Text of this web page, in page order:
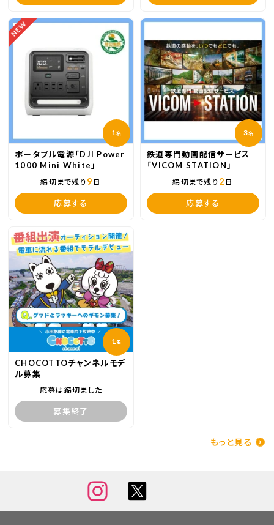
NEW
1 名
ポータブル電源「DJI Power
1000 Mini White」
締切まで残り 9 日
応募する
3名
鉄道専門動画配信サービス
「VICOM STATION」
締切まで残り 2 日
応募する
1名
CHOCOTTOチャンネルモデ
ル募集
応募は締切ました
募集終了
もっと見る